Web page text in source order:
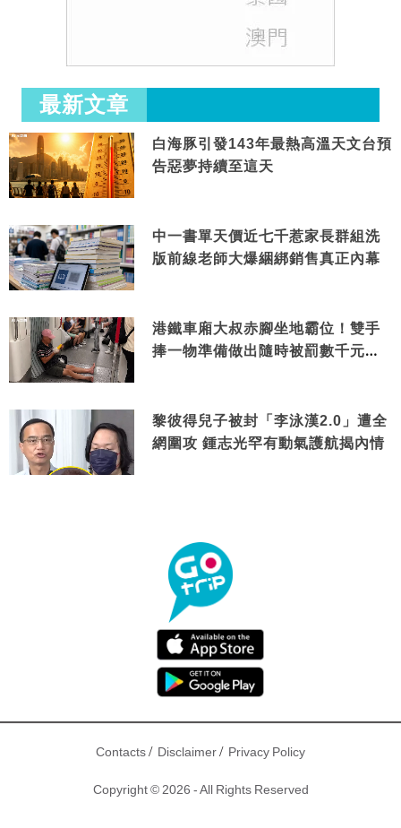
最新文章
白海豚引發143年最熱高溫天文台預
告惡夢持續至這天
中一書單天價近七千惹家長群組洗
版前線老師大爆綑綁銷售真正內幕
港鐵車廂大叔赤腳坐地霸位！雙手
捧一物準備做出隨時被罰數千元舉
黎彼得兒子被封「李泳漢2.0」遭全
網圍攻 鍾志光罕有動氣護航揭內情
Contacts/ Disclaimer/ Privacy Policy
Copyright © 2026 - All Rights Reserved